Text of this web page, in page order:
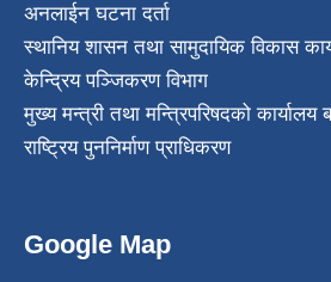
अनलाईन घटना दर्ता
स्थानिय शासन तथा सामुदायिक विकास
केन्द्रिय पञ्जिकरण विभाग
मुख्य मन्त्री तथा मन्त्रिपरिषदको कार्यालय
राष्ट्रिय पुननिर्माण प्राधिकरण
Google Map